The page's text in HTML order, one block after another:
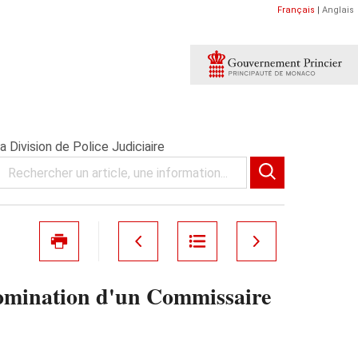
Français | Anglais
Division de Police Judiciaire
d'un Commissaire